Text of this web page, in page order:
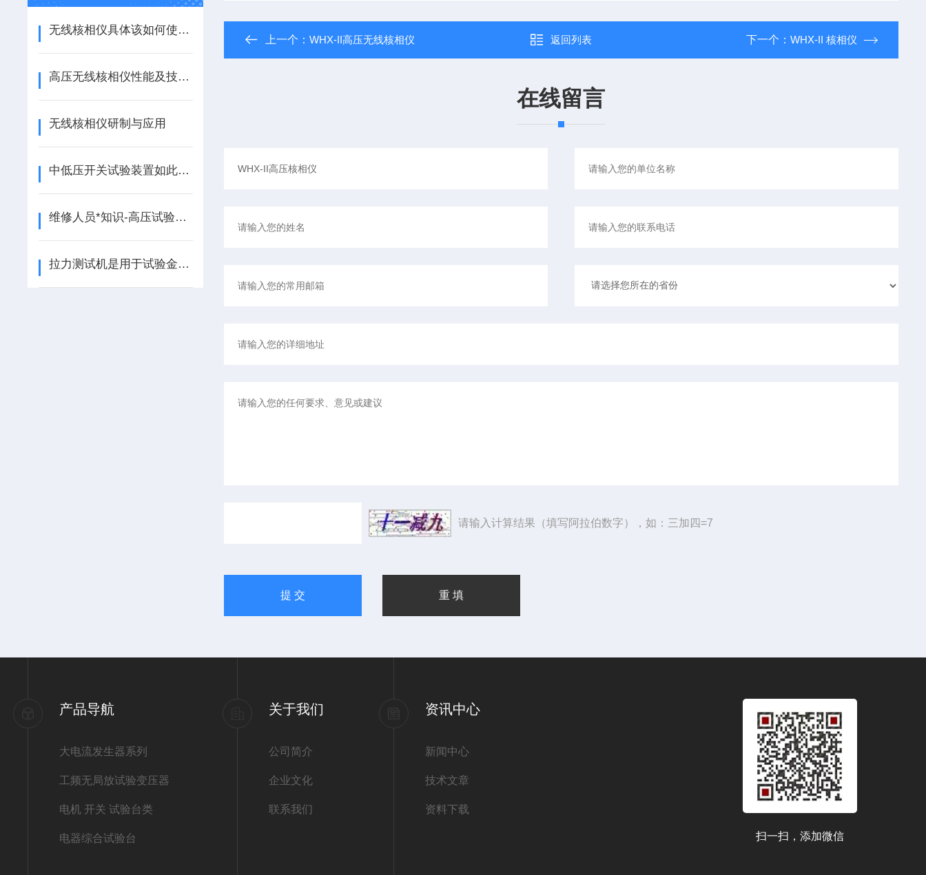
无线核相仪具体该如何使用呢？看这里
高压无线核相仪性能及技术要求
无线核相仪研制与应用
中低压开关试验装置如此详细的操作事项，还不来看看嘛？
维修人员*知识-高压试验变压器检修作业的注意事项
拉力测试机是用于试验金属，非金属材料抗拉伸性能的专业测试设备
上一个：WHX-II高压无线核相仪 返回列表 下一个： WHX-II 核相仪
在线留言
请输入计算结果（填写阿拉伯数字），如：三加四=7
产品导航
大电流发生器系列
工频无局放试验变压器
电机 开关 试验台类
电器综合试验台
关于我们
公司简介
企业文化
联系我们
资讯中心
新闻中心
技术文章
资料下载
扫一扫，添加微信